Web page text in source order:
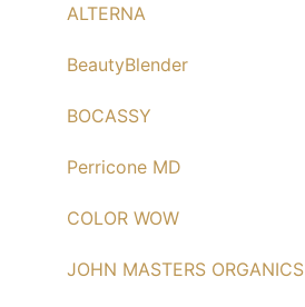
ALTERNA
BeautyBlender
BOCASSY
Perricone MD
COLOR WOW
JOHN MASTERS ORGANICS